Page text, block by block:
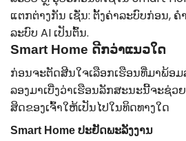
ແຕກຕ່າງກັນ ເຊັ່ນ: ຕັ້ງຄ່າລະບົບກ່ອນ,
ລະບົບ AI ເປັນຕົ້ນ.
Smart Home ດີກວ່າແນວໃດ
ກ່ອນຈະຕັດສີນໃຈເລືອກເຮືອນທີ່ມາພ້ອ
ລອງມາເບີ່ງວ່າເຮືອນລັກສະນະນີ້ຈະຊ່
ສິດຂອງເຈົ້າໃຫ້ເປັນໄປໃນທິດທາງໃດ
Smart Home ປະຢັດພະລັງງານ